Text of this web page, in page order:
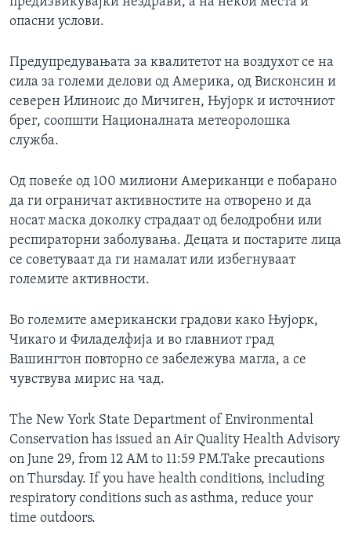
опасни услови.
Предупредувањата за квалитетот на воздухот се на
сила за големи делови од Америка, од Висконсин и
северен Илиноис до Мичиген, Њујорк и источниот
брег, соопшти Националната метеоролошка
служба.
Од повеќе од 100 милиони Американци е побарано
да ги ограничат активностите на отворено и да
носат маска доколку страдаат од белодробни или
респираторни заболувања. Децата и постарите лица
се советуваат да ги намалат или избегнуваат
големите активности.
Во големите американски градови како Њујорк,
Чикаго и Филаделфија и во главниот град
Вашингтон повторно се забележува магла, а се
чувствува мирис на чад.
The New York State Department of Environmental
Conservation has issued an Air Quality Health Advisory
on June 29, from 12 AM to 11:59 PM.Take precautions
on Thursday. If you have health conditions, including
respiratory conditions such as asthma, reduce your
time outdoors.